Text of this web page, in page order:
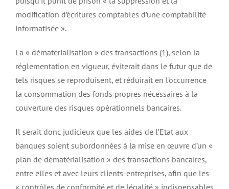
modification d’écritures comptables d’une comptabilité
informatisée ».
La « dématérialisation » des transactions (1), selon la
réglementation en vigueur, éviterait dans le futur que de
tels risques se reproduisent, et réduirait en l’occurrence
la consommation des fonds propres nécessaires à la
couverture des risques opérationnels bancaires.
Il serait donc judicieux que les aides de l’Etat aux
banques soient subordonnées à la mise en œuvre d’un «
plan de dématérialisation » des transactions bancaires,
entre elles et avec leurs clients-entreprises, afin que les